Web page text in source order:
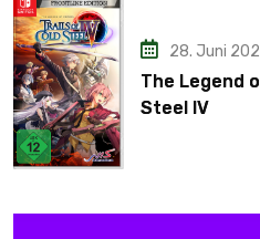
28. Juni
The Legend
Steel IV